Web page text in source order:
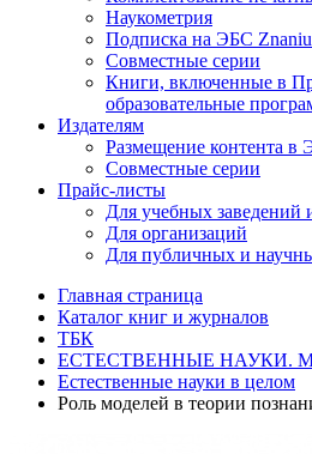
Наукометрия
Подписка на ЭБС
Совместные серии
Книги, включенные в
образовательные
Издателям
Размещение контента в
Совместные серии
Прайс-листы
Для учебных заведений
Для организаций
Для публичных и
Главная страница
Каталог книг и журналов
ТБК
ЕСТЕСТВЕННЫЕ НАУКИ.
Естественные науки в целом
Роль моделей в теории